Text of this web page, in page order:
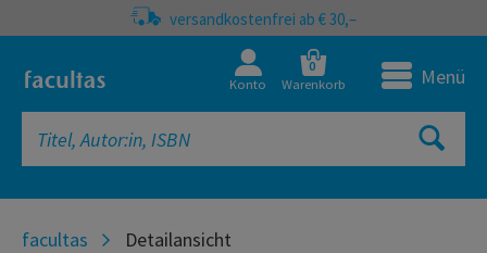
versandkostenfrei ab € 30,–
Konto
0
Warenkorb Menü
facultas Detailansicht